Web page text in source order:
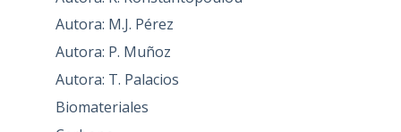
Autora: M.J. Pérez
Autora: P. Muñoz
Autora: T. Palacios
Biomateriales